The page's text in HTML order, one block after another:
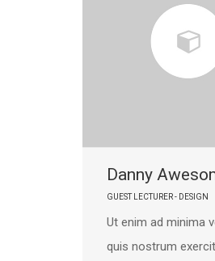
Danny
GUEST LECTURER - DESIGN
Ut enim ad minima
quis nostrum